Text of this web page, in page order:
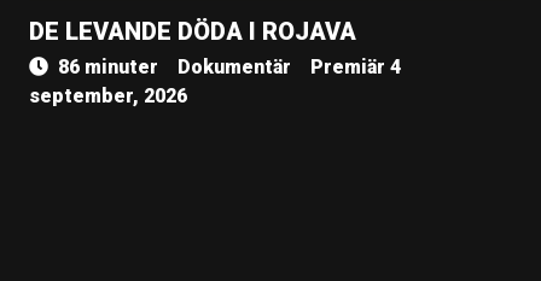
DE LEVANDE DÖDA I ROJAVA
86 minuter Dokumentär
Premiär 4
september, 2026